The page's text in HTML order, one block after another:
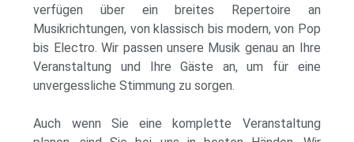
verfügen über ein breites Repertoire an
Musikrichtungen, von klassisch bis modern, von Pop
bis Electro. Wir passen unsere Musik genau an Ihre
Veranstaltung und Ihre Gäste an, um für eine
unvergessliche Stimmung zu sorgen.
Auch wenn Sie eine komplette Veranstaltung